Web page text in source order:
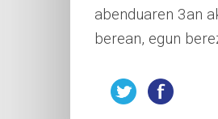
abenduaren 3an
berean, egun